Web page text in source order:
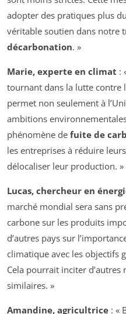
adopter des pratiques plus
véritable soutien dans notre
décarbonation. »
Marie, experte en climat :
tournant dans la lutte contre
permet non seulement à
ambitions
phénomène de fuite de
les entreprises à réduire
délocaliser leur production. »
Lucas, chercheur en
marché mondial sera sans
carbone sur les produits
d’autres pays sur
climatique avec les objectifs
Cela pourrait inciter
similaires. »
Amandine, agricultrice : «